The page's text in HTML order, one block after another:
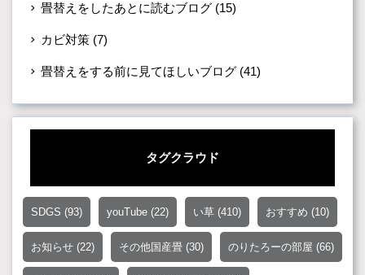
畳替えをしたあとに読むブログ (15)
カビ対策 (7)
畳替えをする前に見てほしいブログ (41)
タグクラウド
SDGS (93) youTube (22) い草 (410) おすすめ (10)
お知らせ (22) その他国産畳 (30) のりたろーの部屋 (66)